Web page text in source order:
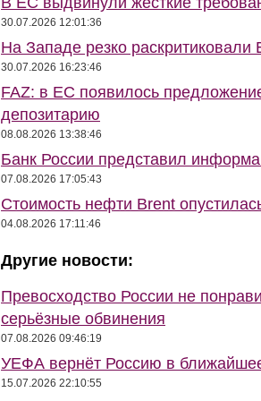
30.07.2026 12:01:36
На Западе резко
30.07.2026 16:23:46
FAZ: в ЕС появилось
депозитарию
08.08.2026 13:38:46
Банк России представил
07.08.2026 17:05:43
Стоимость нефти Brent
04.08.2026 17:11:46
Другие новости:
Превосходство России не
серьёзные обвинения
07.08.2026 09:46:19
УЕФА вернёт Россию в
15.07.2026 22:10:55